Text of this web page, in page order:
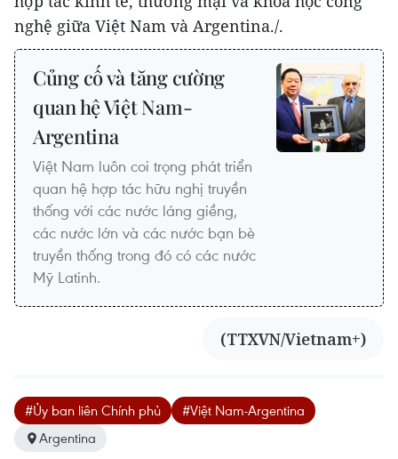
nghệ giữa Việt Nam và Argentina./.
Củng cố và tăng cường
quan hệ Việt Nam-
Argentina
Việt Nam luôn coi trọng phát triển
quan hệ hợp tác hữu nghị truyền
thống với các nước láng giềng,
các nước lớn và các nước bạn bè
truyền thống trong đó có các nước
Mỹ Latinh.
(TTXVN/Vietnam+)
#Ủy ban liên Chính phủ
#Việt Nam-Argentina
Argentina